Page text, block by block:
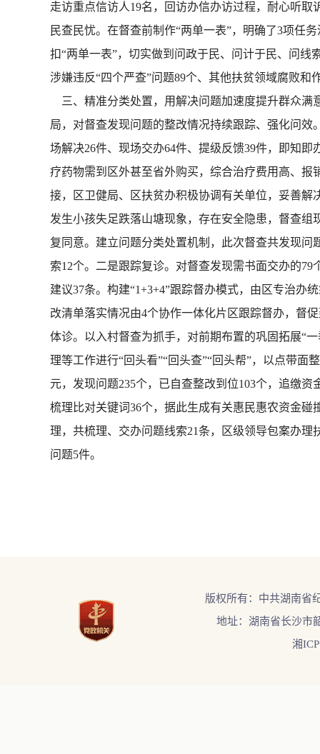
走访重点信访人19名，回访办信办访过程，耐心听
民查民忧。在督查前制作“两单一表”，明确了3项任
扣“两单一表”，切实做到问政于民、问计于民、问
涉嫌违反“四个严查”问题89个、其他扶贫领域腐败和
三、精准分类处置，用解决问题加速度提升群众满
局，对督查发现问题的整改情况持续跟踪、强化问
场解决26件、现场交办64件、提级反馈39件，即知
疗药物需到区外甚至省外购买，综合治疗费用高、
接，区卫健局、区扶贫办积极协调有关单位，妥善
发生小孩失足跌落山塘现象，存在安全隐患，督查
复同意。建立问题分类处置机制，此次督查共发现问
索12个。二是跟踪复诊。对督查发现需书面交办的
建议37条。构建“1+3+4”跟踪督办模式，由区专治办
改清单落实情况由4个协作一体化片区跟踪督办，督
体诊。以入村督查为抓手，对前期布置的巩固拓展“
理等工作进行“回头看”“回头查”“回头帮”，以点带
元，发现问题235个，已自查整改到位103个，追缴
梳理比对关键词36个，据此生成有关惠民惠农资金
理，共梳理、交办问题线索21条，区级领导包案办
问题5件。
版权所有：中共湖南省
地址：湖南省长沙市
湘